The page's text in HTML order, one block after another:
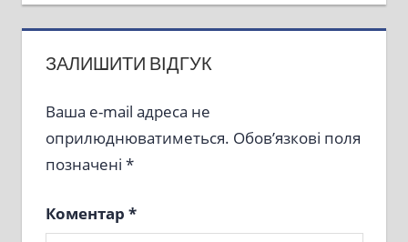
ЗАЛИШИТИ ВІДГУК
Ваша e-mail адреса не
оприлюднюватиметься. Обов’язкові поля
позначені *
Коментар *